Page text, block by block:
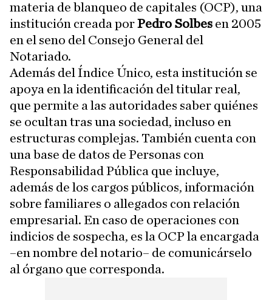
materia de blanqueo de capitales (OCP), una
institución creada porPedro Solbes en 2005
en el seno del Consejo General del
Notariado.
Además del Índice Único, esta institución se
apoya en la identificación del titular real,
que permite a las autoridades saber quiénes
se ocultan tras una sociedad, incluso en
estructuras complejas. También cuenta con
una base de datos de Personas con
Responsabilidad Pública que incluye,
además de los cargos públicos, información
sobre familiares o allegados con relación
empresarial. En caso de operaciones con
indicios de sospecha, es la OCP la encargada
–en nombre del notario– de comunicárselo
al órgano que corresponda.